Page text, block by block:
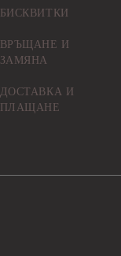
БИСКВИТКИ
ВРЪЩАНЕ И
ЗАМЯНА
ДОСТАВКА И
ПЛАЩАНЕ